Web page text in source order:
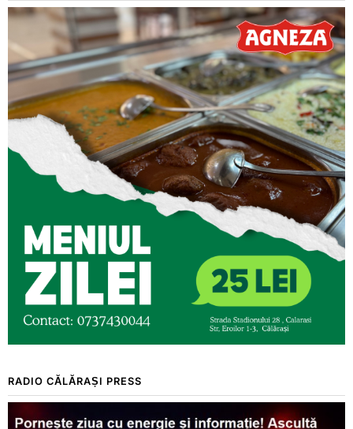
RADIO CĂLĂRAȘI PRESS